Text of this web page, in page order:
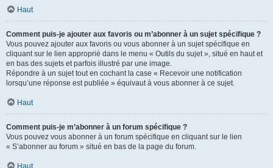
Haut
Comment puis-je ajouter aux favoris ou m’abonner à un sujet spécifique ?
Vous pouvez ajouter aux favoris ou vous abonner à un sujet spécifique en
cliquant sur le lien approprié dans le menu « Outils du sujet », situé en haut et
en bas des sujets et parfois illustré par une image.
Répondre à un sujet tout en cochant la case « Recevoir une notification
lorsqu’une réponse est publiée » équivaut à vous abonner à ce sujet.
Haut
Comment puis-je m’abonner à un forum spécifique ?
Vous pouvez vous abonner à un forum spécifique en cliquant sur le lien
« S’abonner au forum » situé en bas de la page du forum.
Haut